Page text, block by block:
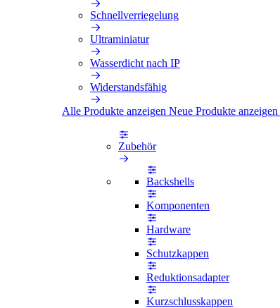
Schnellverriegelung
Ultraminiatur
Wasserdicht nach IP
Widerstandsfähig
Alle Produkte anzeigen Neue Produkte anzeigen
Zubehör
Backshells
Komponenten
Hardware
Schutzkappen
Reduktionsadapter
Kurzschlusskappen